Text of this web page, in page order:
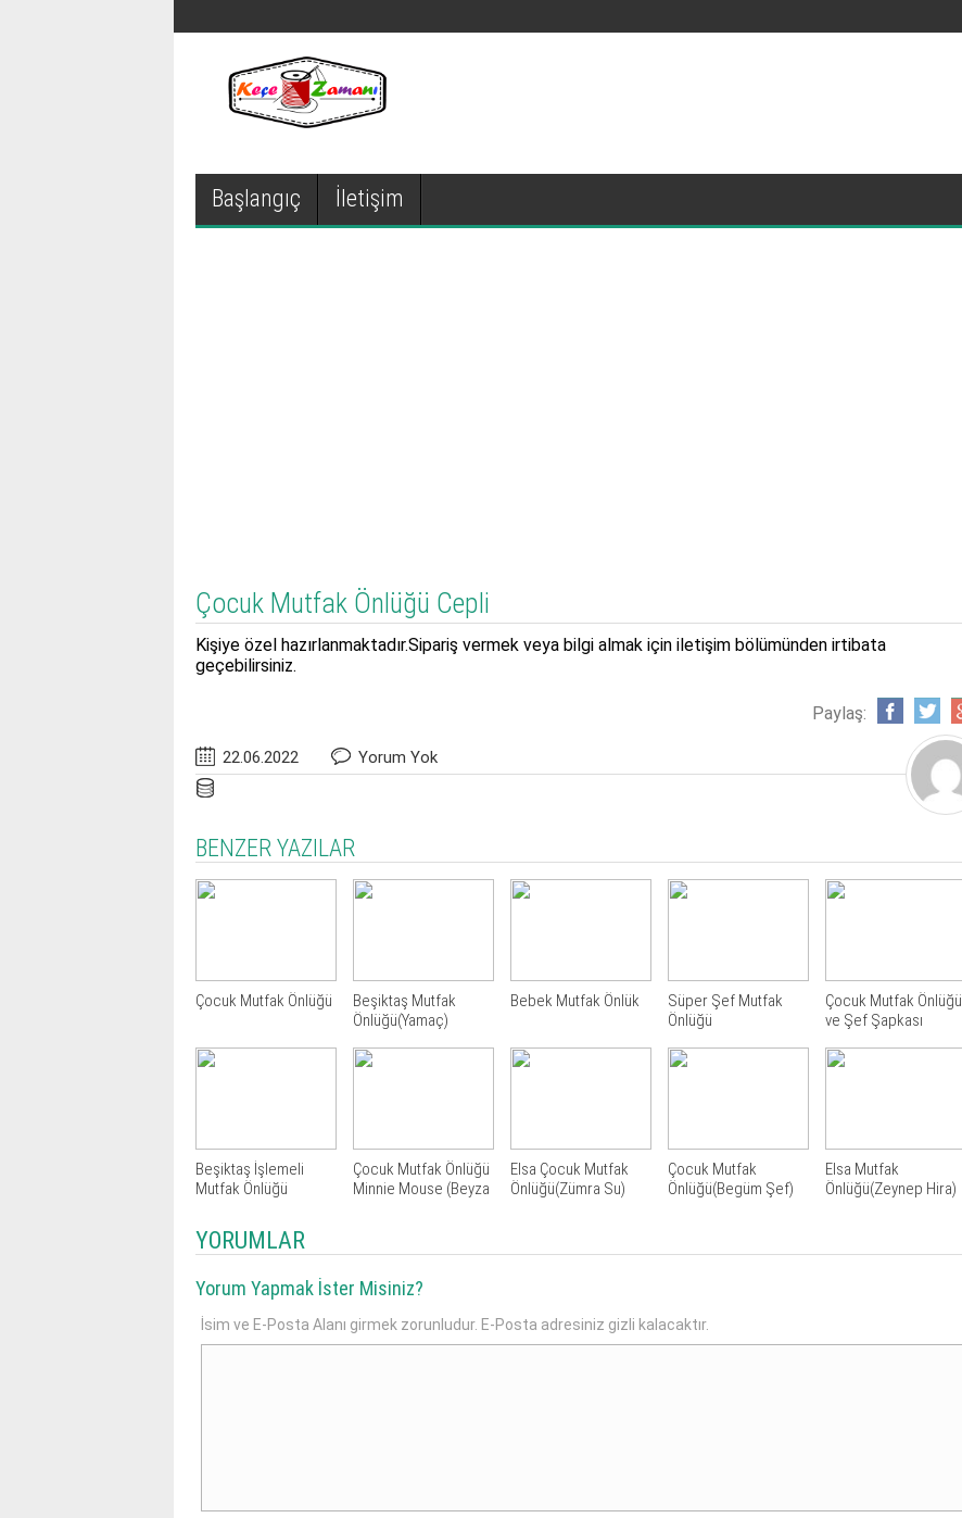
Başlangıç İletişim
Çocuk Mutfak Önlüğü Cepli
Kişiye özel hazırlanmaktadır.Sipariş vermek veya bilgi almak için iletişim bölümünden irtibata
geçebilirsiniz.
Paylaş:
22.06.2022 Yorum Yok
BENZER YAZILAR
Çocuk Mutfak Önlüğü
Beşiktaş Mutfak
Önlüğü(Yamaç)
Bebek Mutfak Önlük
Süper Şef Mutfak
Önlüğü
Çocuk Mutfak Önlüğü
ve Şef Şapkası
Beşiktaş İşlemeli
Mutfak Önlüğü
Çocuk Mutfak Önlüğü
Minnie Mouse (Beyza
Elsa Çocuk Mutfak
Önlüğü(Zümra Su)
Çocuk Mutfak
Önlüğü(Begüm Şef)
Elsa Mutfak
Önlüğü(Zeynep Hira)
YORUMLAR
Yorum Yapmak İster Misiniz?
İsim ve E-Posta Alanı girmek zorunludur. E-Posta adresiniz gizli kalacaktır.